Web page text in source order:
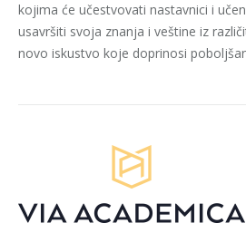
kojima će učestvovati nastavnici i
usavršiti svoja znanja i veštine iz
novo iskustvo koje doprinosi